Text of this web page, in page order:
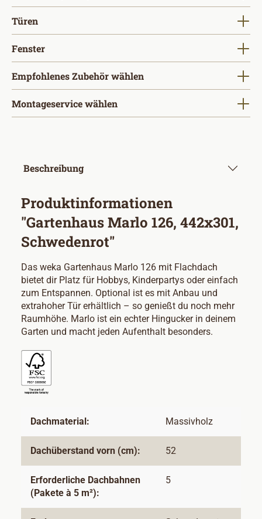
Türen
Fensterauswählen
Empfohlenes Zubehör wählen
Montageservice wählen
Beschreibung
Produktinformationen
"Gartenhaus Marlo 126, 442x301,
Schwedenrot"
Das weka Gartenhaus Marlo 126 mit Flachdach
bietet dir Platz für Hobbys, Kinderpartys oder einfach
zum Entspannen. Optional ist es mit Anbau und
extrahoher Tür erhältlich – so genießt du noch mehr
Raumhöhe. Marlo ist ein echter Hingucker in deinem
Garten und macht jeden Aufenthalt besonders.
Dachmaterial: Massivholz
Dachüberstand vorn (cm): 52
Erforderliche Dachbahnen
(Pakete à 5 m²):
5